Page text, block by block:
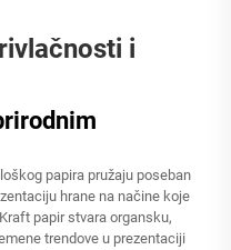
i
papira pružaju poseban
hrane na načine koje
papir stvara organsku,
trendove u prezentaciji